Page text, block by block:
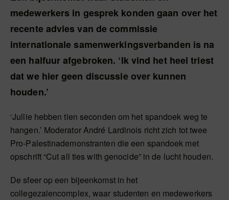
medewerkers in gesprek konden gaan over het
recente advies van de commissie
internationale samenwerkingsverbanden is na
een halfuur afgebroken. ‘Ik vind het heel triest
dat we hier geen discussie over kunnen
houden.’
‘Jullie hebben tien seconden om het spandoek weg te
hangen.’ Moderator André Lardinois richt zich tot twee
Pro-Palestinademonstranten die een spandoek met
opschrift “Cut all ties with genocide” in de lucht houden.
De sfeer op een bijeenkomst in het
collegezalencomplex, waar studenten en medewerkers